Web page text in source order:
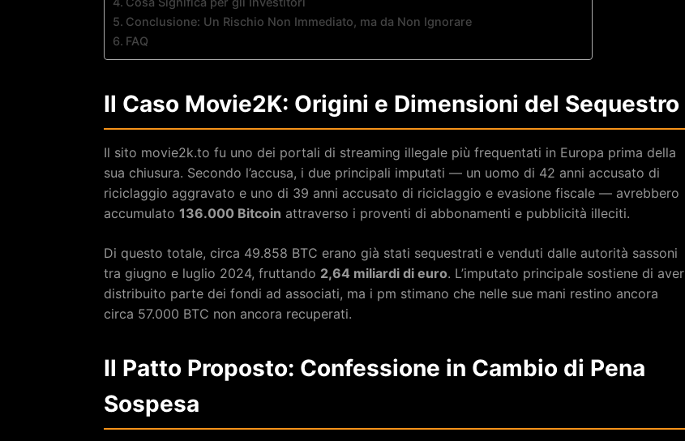
Conclusione: Un Rischio Non Immediato, ma da Non Ignorare
FAQ
Il Caso Movie2K: Origini e Dimensioni del Sequestro
Il sito movie2k.to fu uno dei portali di streaming illegale più frequentati in Europa prima della
sua chiusura. Secondo l’accusa, i due principali imputati — un uomo di 42 anni accusato di
riciclaggio aggravato e uno di 39 anni accusato di riciclaggio e evasione fiscale — avrebbero
accumulato 136.000 Bitcoin attraverso i proventi di abbonamenti e pubblicità illeciti.
Di questo totale, circa 49.858 BTC erano già stati sequestrati e venduti dalle autorità sassoni
tra giugno e luglio 2024, fruttando 2,64 miliardi di euro. L’imputato principale sostiene di aver
distribuito parte dei fondi ad associati, ma i pm stimano che nelle sue mani restino ancora
circa 57.000 BTC non ancora recuperati.
Il Patto Proposto: Confessione in Cambio di Pena
Sospesa